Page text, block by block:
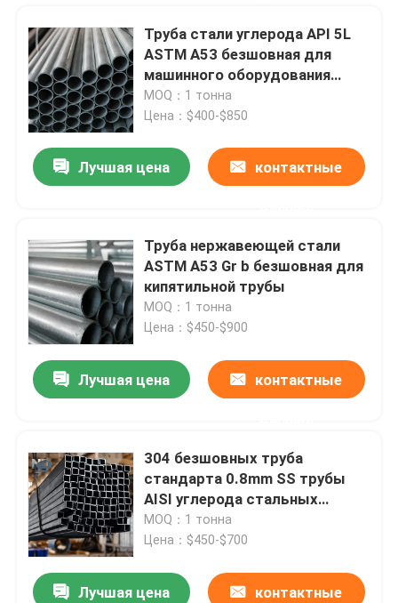
Труба стали углерода API 5L
ASTM A53 безшовная для
машинного оборудования
индустрии
MOQ：1 тонна
Цена：$400-$850
Лучшая цена контактные
Труба нержавеющей стали
ASTM A53 Gr b безшовная для
кипятильной трубы
MOQ：1 тонна
Цена：$450-$900
Лучшая цена контактные
304 безшовных труба
стандарта 0.8mm SS трубы
AISI углерода стальных
квадратная
MOQ：1 тонна
Цена：$450-$700
Лучшая цена контактные